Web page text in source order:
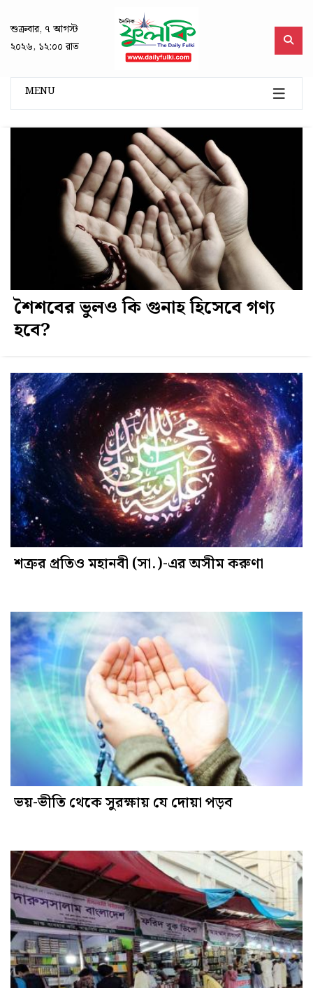
শুক্রবার, ৭ আগস্ট
২০২৬, ১২:০০ রাত
MENU
শৈশবের ভুলও কি গুনাহ হিসেবে গণ্য
হবে?
শত্রুর প্রতিও মহানবী (সা.)-এর অসীম করুণা
ভয়-ভীতি থেকে সুরক্ষায় যে দোয়া পড়ব